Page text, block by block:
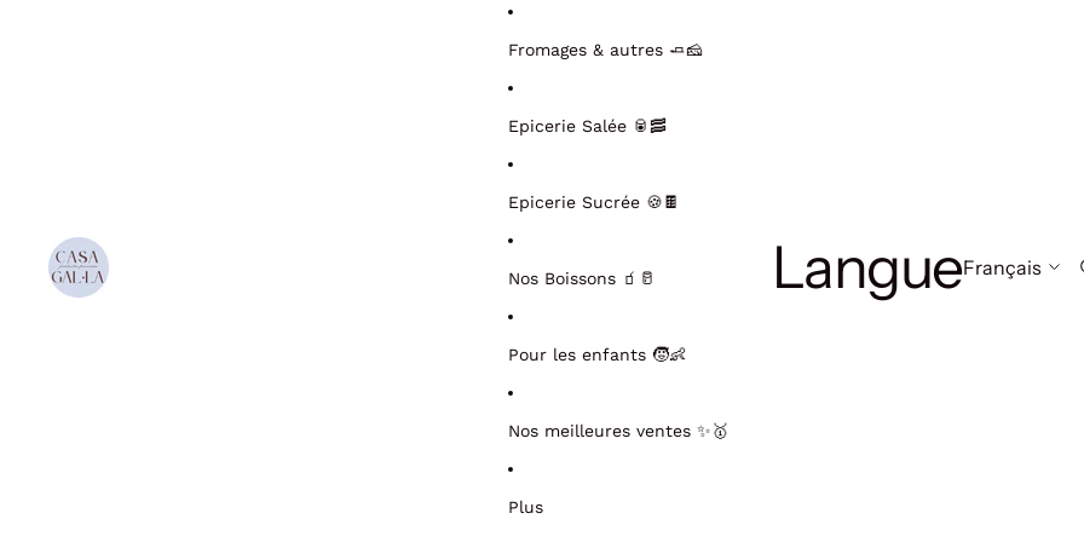
Fromages & autres 🧈🧀
Epicerie Salée 🥫🥓
Epicerie Sucrée 🍪🍫
Nos Boissons 🧃🥛
Pour les enfants 🧒👶
Nos meilleures ventes ✨🥇
Plus
Langue